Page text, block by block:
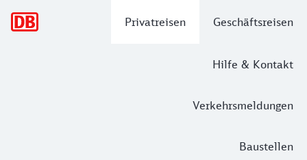
Privatreisen Geschäftsreisen
Hilfe & Kontakt
Verkehrsmeldungen
Baustellen